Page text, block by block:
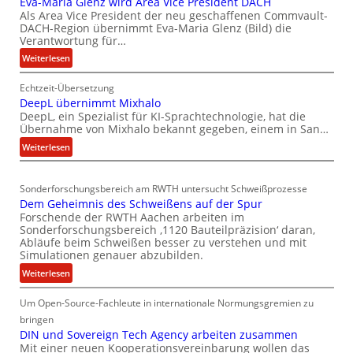
l
n
R
S
-
V
-
c
h
e
r
h
i
t
c
-
U
n
e
b
o
e
v
e
r
k
l
i
d
n
Als Area Vice President der neu geschaffenen Commvault-
DACH-Region übernimmt Eva-Maria Glenz (Bild) die
Verantwortung für…
Weiterlesen:
E
v
a
-
M
a
r
a
G
l
e
n
z
w
i
A
Echtzeit-Übersetzung
DeepL übernimmt Mixhalo
DeepL, ein Spezialist für KI-Sprachtechnologie, hat die
Übernahme von Mixhalo bekannt gegeben, einem in San…
Weiterlesen:
D
e
p
L
ü
b
e
r
i
m
Sonderforschungsbereich am RWTH untersucht Schweißprozesse
Dem Geheimnis des Schweißens auf der Spur
Forschende der RWTH Aachen arbeiten im
Sonderforschungsbereich ‚1120 Bauteilpräzision‘ daran,
Abläufe beim Schweißen besser zu verstehen und mit
Simulationen genauer abzubilden.
Weiterlesen:
D
e
G
e
Um Open-Source-Fachleute in internationale Normungsgremien zu
bringen
DIN und Sovereign Tech Agency arbeiten zusammen
Mit einer neuen Kooperationsvereinbarung wollen das